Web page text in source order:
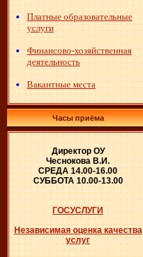
Платные образовательные
услуги
Финансово-хозяйственная
деятельность
Вакантные места
Часы приёма
Директор ОУ
Чеснокова В.И.
СРЕДА 14.00-16.00
СУББОТА 10.00-13.00
ГОСУСЛУГИ
Независимая оценка качества
услуг